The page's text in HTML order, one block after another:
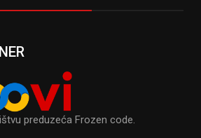
preduzeća Frozen code.